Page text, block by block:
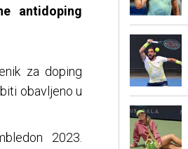
antidoping
za doping
obavljeno u
2023.